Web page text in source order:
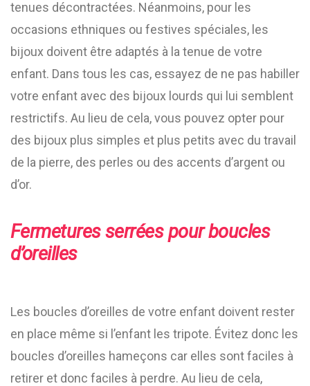
tenues décontractées. Néanmoins, pour les
occasions ethniques ou festives spéciales, les
bijoux doivent être adaptés à la tenue de votre
enfant. Dans tous les cas, essayez de ne pas habiller
votre enfant avec des bijoux lourds qui lui semblent
restrictifs. Au lieu de cela, vous pouvez opter pour
des bijoux plus simples et plus petits avec du travail
de la pierre, des perles ou des accents d’argent ou
d’or.
Fermetures serrées pour boucles
d’oreilles
Les boucles d’oreilles de votre enfant doivent rester
en place même si l’enfant les tripote. Évitez donc les
boucles d’oreilles hameçons car elles sont faciles à
retirer et donc faciles à perdre. Au lieu de cela,